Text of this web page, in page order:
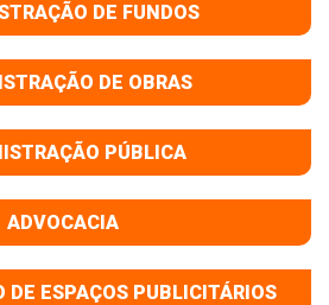
DE FUNDOS
DE OBRAS
PÚBLICA
ADVOCACIA
ESPAÇOS PUBLICITÁRIOS